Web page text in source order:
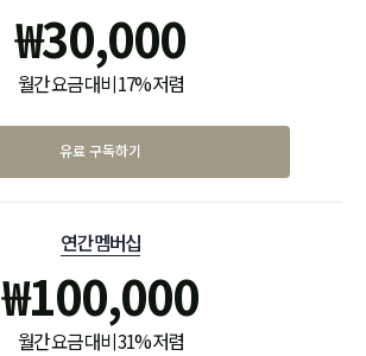
₩30,000
월간 요금 대비 17% 저렴
유료 구독하기
연간 멤버십
₩100,000
월간 요금 대비 31% 저렴